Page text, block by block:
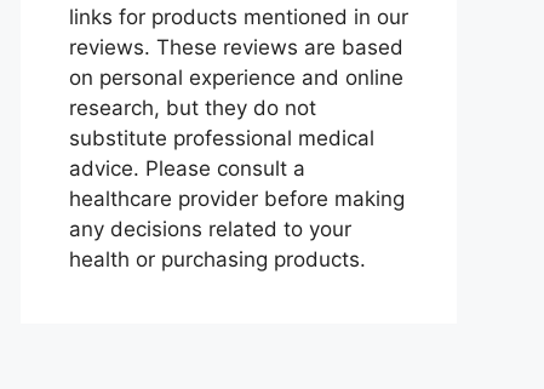
links for products mentioned in our
reviews. These reviews are based
on personal experience and online
research, but they do not
substitute professional medical
advice. Please consult a
healthcare provider before making
any decisions related to your
health or purchasing products.